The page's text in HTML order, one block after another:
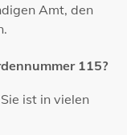
Amt, den
115?
ist in vielen